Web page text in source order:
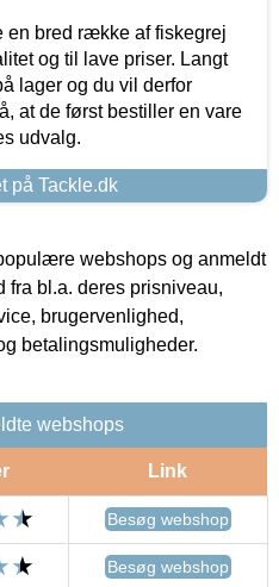
en bred række af fiskegrej
og til lave priser. Langt
lager og du vil derfor
at de først bestiller en vare
udvalg.
på Tackle.dk
webshops og anmeldt
fra bl.a. deres prisniveau,
brugervenlighed,
betalingsmuligheder.
webshops
Link
Besøg webshop
Besøg webshop